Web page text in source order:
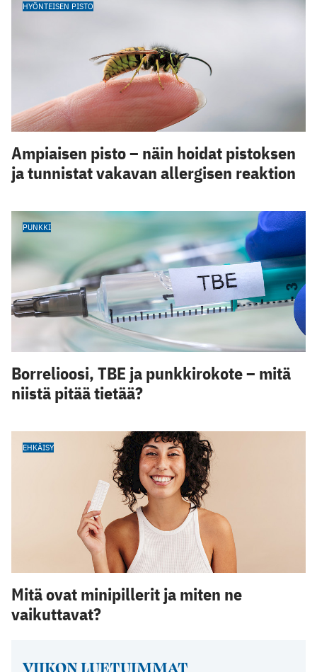
VIIKON LUETUIMMAT
HYÖNTEISEN PISTO
Ampiaisen pisto – näin hoidat pistoksen
ja tunnistat vakavan allergisen reaktion
PUNKKI
Borrelioosi, TBE ja punkkirokote – mitä
niistä pitää tietää?
EHKÄISY
Mitä ovat minipillerit ja miten ne
vaikuttavat?